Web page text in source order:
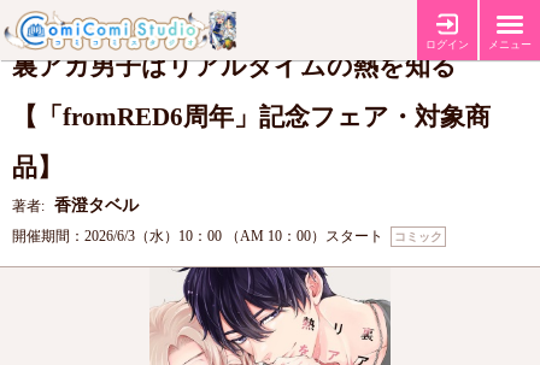
ログイン メニュー
フェア 【fromRED6周年記念フェア】
裏アカ男子はリアルタイムの熱を知る
【「fromRED6周年」記念フェア・対象商
品】
著者: 香澄タベル
開催期間：2026/6/3（水）10：00 （AM 10：00）スタート コミック